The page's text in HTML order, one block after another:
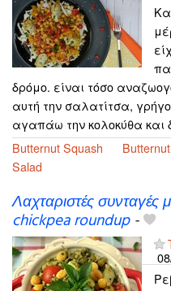
δρόμο. είναι τόσο
αυτή την σαλατίτσα,
αγαπάω την κολοκύθα και
Butternut Squash
Butternut
Salad
Λαχταριστές συνταγές
chickpea roundup-